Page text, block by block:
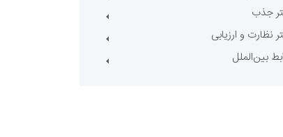
جذب
نظارت و ارزیابی
بین‌الملل